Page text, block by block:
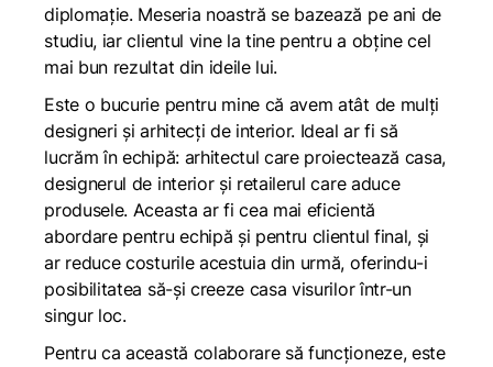
diplomație. Meseria noastră se bazează pe ani de
studiu, iar clientul vine la tine pentru a obține cel
mai bun rezultat din ideile lui.
Este o bucurie pentru mine că avem atât de mulți
designeri și arhitecți de interior. Ideal ar fi să
lucrăm în echipă: arhitectul care proiectează casa,
designerul de interior și retailerul care aduce
produsele. Aceasta ar fi cea mai eficientă
abordare pentru echipă și pentru clientul final, și
ar reduce costurile acestuia din urmă, oferindu-i
posibilitatea să-și creeze casa visurilor într-un
singur loc.
Pentru ca această colaborare să funcționeze, este